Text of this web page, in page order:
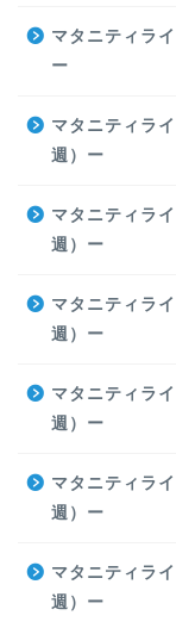
マタニティラ
ー
マタニティラ
週）ー
マタニティラ
週）ー
マタニティラ
週）ー
マタニティラ
週）ー
マタニティラ
週）ー
マタニティラ
週）ー